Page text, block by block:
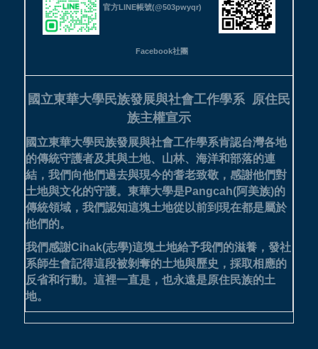
官方LINE帳號(@503pwyqr)
Facebook社團
國立東華大學民族發展與社會工作學系 原住民
族主權宣示
國立東華大學民族發展與社會工作學系肯認台灣各地
的傳統守護者及其與土地、山林、海洋和部落的連
結，我們向他們過去與現今的耆老致敬，感謝他們對
土地與文化的守護。 東華大學是Pangcah(阿美族)的
傳統領域，我們認知這塊土地從以前到現在都是屬於
他們的。
我們感謝Cihak(志學)這塊土地給予我們的滋養，發社
系師生會記得這段被剝奪的土地與歷史，採取相應的
反省和行動。這裡一直是，也永遠是原住民族的土
地。